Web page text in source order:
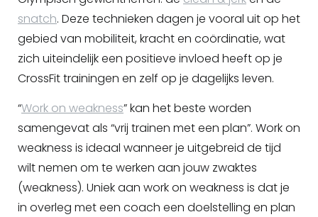
snatch. Deze technieken dagen je vooral uit op het
gebied van mobiliteit, kracht en coördinatie, wat
zich uiteindelijk een positieve invloed heeft op je
CrossFit trainingen en zelf op je dagelijks leven.
“Work on weakness” kan het beste worden
samengevat als “vrij trainen met een plan”. Work on
weakness is ideaal wanneer je uitgebreid de tijd
wilt nemen om te werken aan jouw zwaktes
(weakness). Uniek aan work on weakness is dat je
in overleg met een coach een doelstelling en plan